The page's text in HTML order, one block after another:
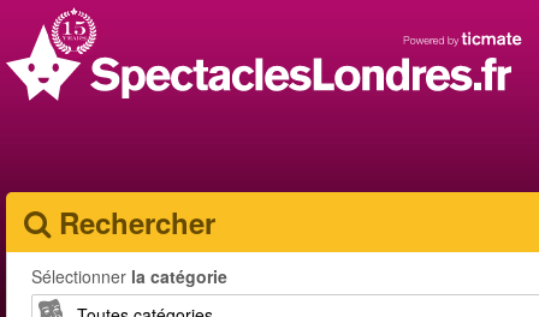
Rechercher
Sélectionner la catégorie